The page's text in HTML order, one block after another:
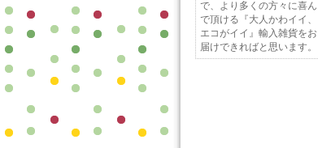
で、より多くの方々に喜ん
で頂ける『大人かわイイ、
エコがイイ』輸入雑貨をお
届けできればと思います。